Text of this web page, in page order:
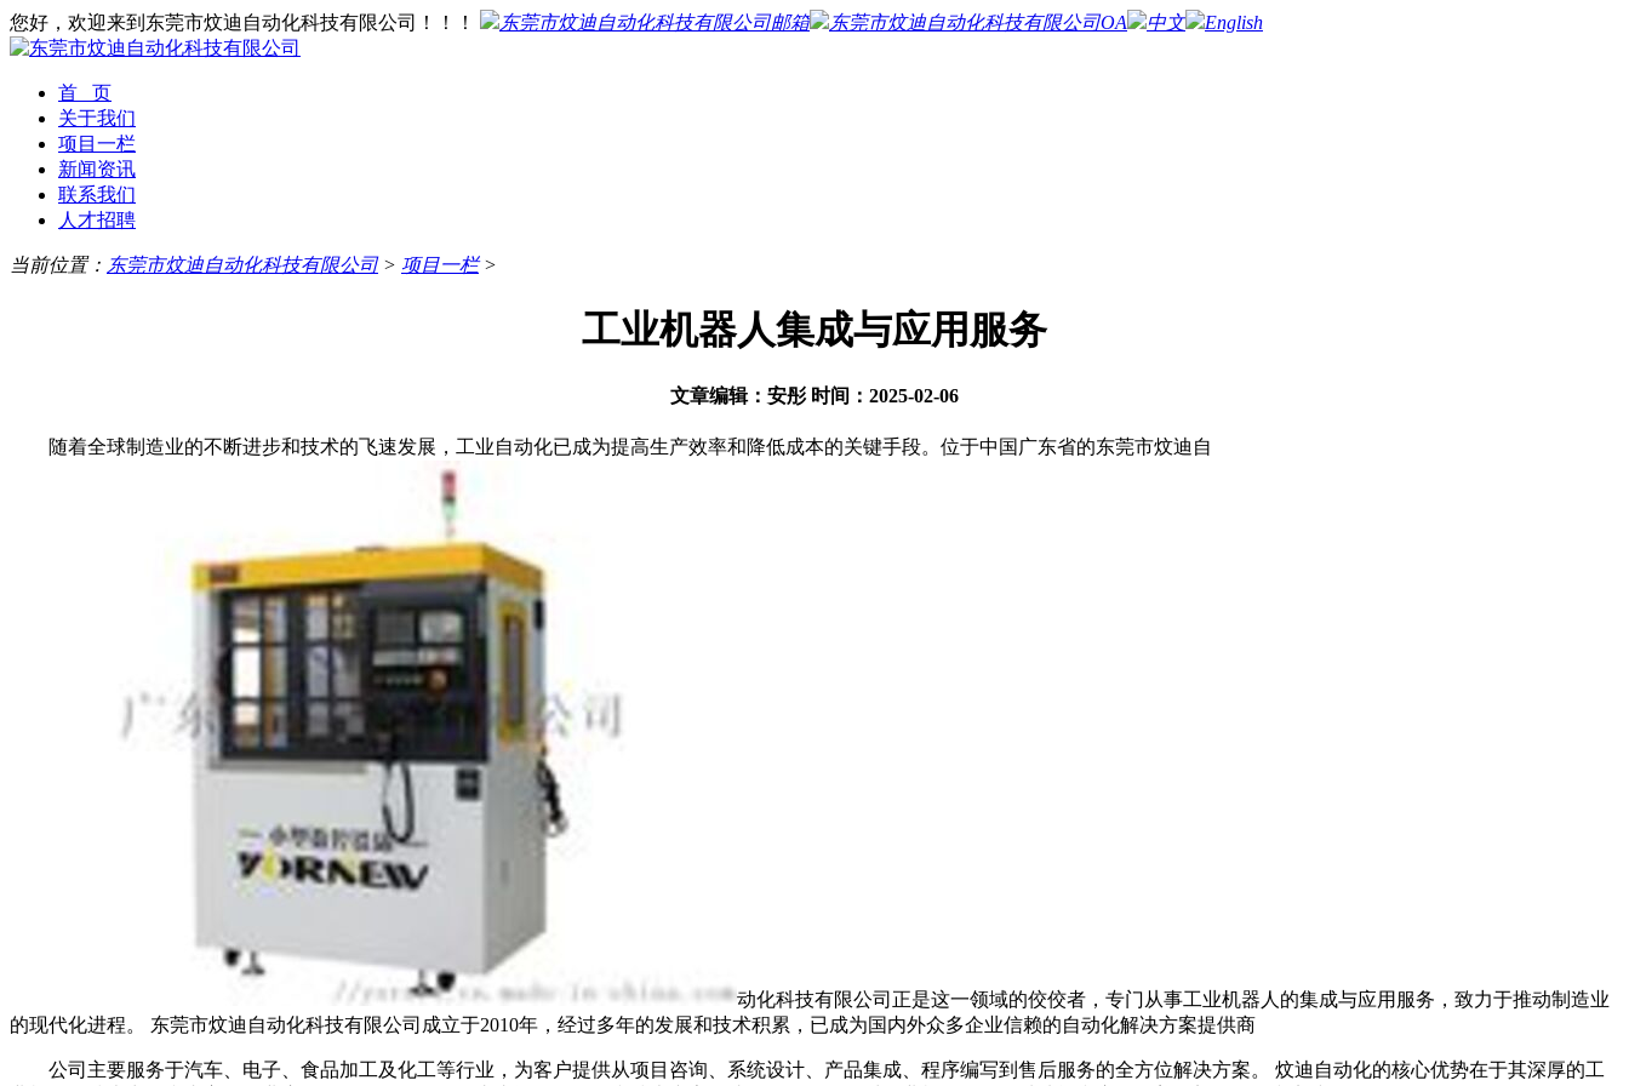
您好，欢迎来到东莞市炆迪自动化科技有限公司！！！ 东莞市炆迪自动化科技有限公司邮箱 东莞市炆迪自动化科技有限公司OA 中文 English
首 页
关于我们
项目一栏
新闻资讯
联系我们
人才招聘
当前位置： 东莞市炆迪自动化科技有限公司> 项目一栏>
工业机器人集成与应用服务
文章编辑：安彤 时间：2025-02-06
随着全球制造业的不断进步和技术的飞速发展，工业自动化已成为提高生产效率和降低成本的关键手段。位于中国广东省的东莞市炆迪自
动化科技有限公司正是这一领域的佼佼者，专门从事工业机器人的集成与应用服务，致力于推动制造业
的现代化进程。 东莞市炆迪自动化科技有限公司成立于2010年，经过多年的发展和技术积累，已成为国内外众多企业信赖的自动化解决方案提供商
公司主要服务于汽车、电子、食品加工及化工等行业，为客户提供从项目咨询、系统设计、产品集成、程序编写到售后服务的全方位解决方案。 炆迪自动化的核心优势在于其深厚的工